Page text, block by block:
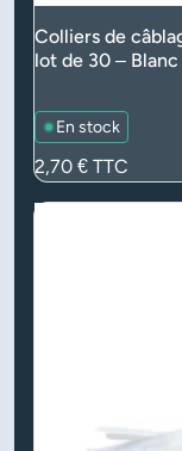
Colliers de
lot de 30 –
En stock
Prix
2,70 € TTC